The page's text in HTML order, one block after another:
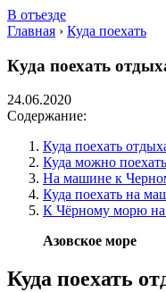
В отъезде
Главная › Куда поехать
Куда поехать
24.06.2020
Содержание:
Куда поехать
Куда можно
На машине к
Куда поехать на
К Чёрному морю
Азовское море
Куда поехать